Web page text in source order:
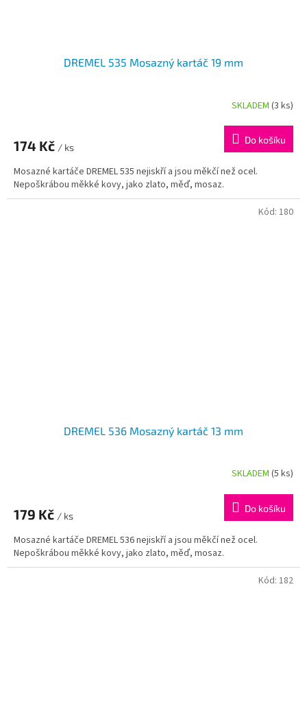
DREMEL 535 Mosazný kartáč 19 mm
SKLADEM (3 ks)
174 Kč / ks
Do košíku
Mosazné kartáče DREMEL 535 nejiskří a jsou měkčí než ocel.
Nepoškrábou měkké kovy, jako zlato, měď, mosaz.
DREMEL 536 Mosazný kartáč 13 mm
SKLADEM (5 ks)
179 Kč / ks
Do košíku
Mosazné kartáče DREMEL 536 nejiskří a jsou měkčí než ocel.
Nepoškrábou měkké kovy, jako zlato, měď, mosaz.
Kód: 180
Kód: 182